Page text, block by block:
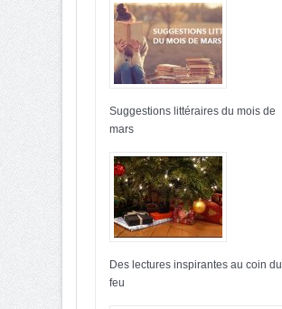
Suggestions littéraires du mois de
mars
Des lectures inspirantes au coin du
feu